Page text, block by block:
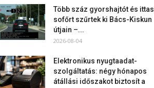
Több száz gyorshajtót és ittas
sofőrt szűrtek ki Bács-Kiskun
útjain –...
2026-08-04
Elektronikus nyugtaadat-
szolgáltatás: négy hónapos
átállási időszakot biztosít a